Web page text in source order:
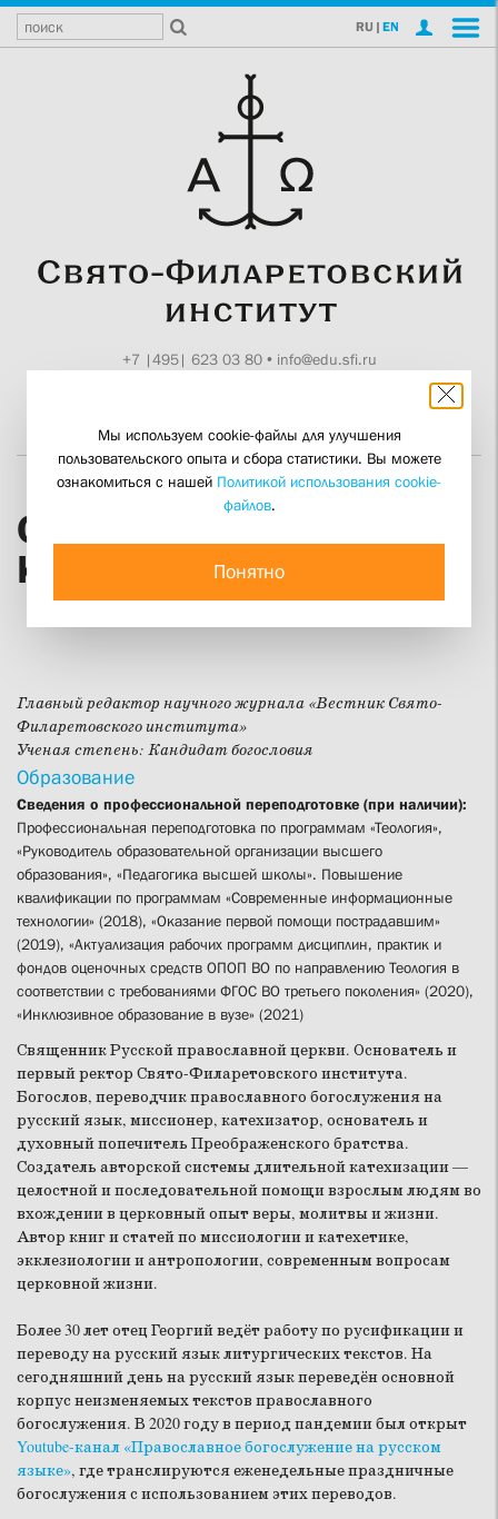
RU | EN
+7 |495| 623 03 80• info@edu.sfi.ru
Священник Георгий
Кочетков
Главный редактор научного журнала «Вестник Свято-
Филаретовского института»
Ученая степень: Кандидат богословия
Образование
Сведения о профессиональной переподготовке (при наличии):
Профессиональная переподготовка по программам «Теология»,
«Руководитель образовательной организации высшего
образования», «Педагогика высшей школы». Повышение
квалификации по программам «Современные информационные
технологии» (2018), «Оказание первой помощи пострадавшим»
(2019), «Актуализация рабочих программ дисциплин, практик и
фондов оценочных средств ОПОП ВО по направлению Теология в
соответствии с требованиями ФГОС ВО третьего поколения» (2020),
«Инклюзивное образование в вузе» (2021)
Священник Русской православной церкви. Основатель и
первый ректор Свято-Филаретовского института.
Богослов, переводчик православного богослужения на
русский язык, миссионер, катехизатор, основатель и
духовный попечитель Преображенского братства.
Создатель авторской системы длительной катехизации —
целостной и последовательной помощи взрослым людям во
вхождении в церковный опыт веры, молитвы и жизни.
Автор книг и статей по миссиологии и катехетике,
экклезиологии и антропологии, современным вопросам
церковной жизни.
Более 30 лет отец Георгий ведёт работу по русификации и
переводу на русский язык литургических текстов. На
сегодняшний день на русский язык переведён основной
корпус неизменяемых текстов православного
богослужения. В 2020 году в период пандемии был открыт
Youtube-канал «Православное богослужение на русском
языке», где транслируются еженедельные праздничные
богослужения с использованием этих переводов.
Мы используем cookie-файлы для улучшения
пользовательского опыта и сбора статистики. Вы можете
ознакомиться с нашей Политикой использования cookie-
файлов.
Понятно